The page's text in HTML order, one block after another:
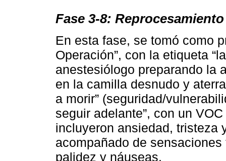
Fase 3-8: Reprocesamiento
En esta fase, se tomó como
Operación”, con la etiqueta
anestesiólogo preparando la
en la camilla desnudo y
a morir” (seguridad/
seguir adelante”, con un
incluyeron ansiedad, tristeza
acompañado de
palidez y náuseas.